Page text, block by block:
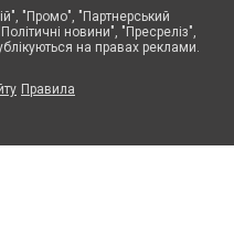
"Промо", "Партнерський
новини", "Пресреліз",
на правах реклами.
Правила